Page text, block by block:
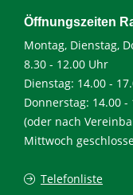
Öffnungszeiten
Montag, Dienstag,
8.30 - 12.00 Uhr
Dienstag: 14.00 -
Donnerstag: 14.00 -
(oder nach
Mittwoch
Telefonliste